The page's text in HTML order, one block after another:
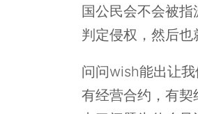
国公民会不会被
判定侵权，然后也
问问wish能出让
有经营合约，有契